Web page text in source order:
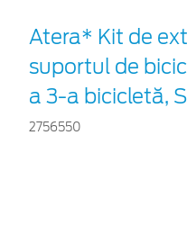
Atera* Kit de
suportul de
a 3-a bicicletă,
2756550